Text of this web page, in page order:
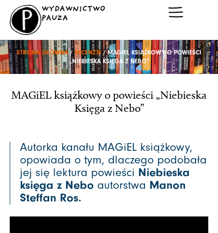
Przejdź
treści
WYDAWNICTWO
PAUZA
STRONA GŁÓWNA/ RECENZJE / MAGIEL KSIĄŻKOWY O POWIEŚCI
„NIEBIESKA KSIĘGA Z NEBO”
MAGiEL książkowy o powieści „Niebieska
Księga z Nebo”
Autorka kanału MAGiEL książkowy,
opowiada o tym, dlaczego podobała
jej się lektura powieści Niebieska
księga z Nebo autorstwa Manon
Steffan Ros.